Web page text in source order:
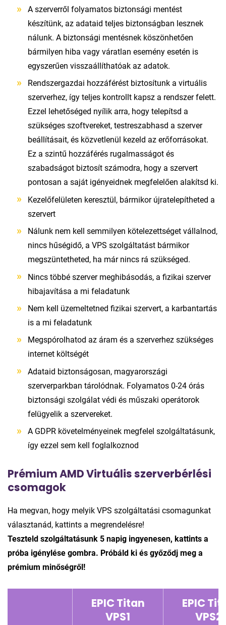
A szerverről folyamatos biztonsági mentést
készítünk, az adataid teljes biztonságban lesznek
nálunk. A biztonsági mentésnek köszönhetően
bármilyen hiba vagy váratlan esemény esetén is
egyszerűen visszaállíthatóak az adatok.
Rendszergazdai hozzáférést biztosítunk a virtuális
szerverhez, így teljes kontrollt kapsz a rendszer felett.
Ezzel lehetőséged nyílik arra, hogy telepítsd a
szükséges szoftvereket, testreszabhasd a szerver
beállításait, és közvetlenül kezeld az erőforrásokat.
Ez a szintű hozzáférés rugalmasságot és
szabadságot biztosít számodra, hogy a szervert
pontosan a saját igényeidnek megfelelően alakítsd ki.
Kezelőfelületen keresztül, bármikor újratelepítheted a
szervert
Nálunk nem kell semmilyen kötelezettséget vállalnod,
nincs hűségidő, a VPS szolgáltatást bármikor
megszüntetheted, ha már nincs rá szükséged.
Nincs többé szerver meghibásodás, a fizikai szerver
hibajavítása a mi feladatunk
Nem kell üzemeltetned fizikai szervert, a karbantartás
is a mi feladatunk
Megspórolhatod az áram és a szerverhez szükséges
internet költségét
Adataid biztonságosan, magyarországi
szerverparkban tárolódnak. Folyamatos 0-24 órás
biztonsági szolgálat védi és műszaki operátorok
felügyelik a szervereket.
A GDPR követelményeinek megfelel szolgáltatásunk,
így ezzel sem kell foglalkoznod
Prémium AMD Virtuális szerverbérlési
csomagok
Ha megvan, hogy melyik VPS szolgáltatási csomagunkat
választanád, kattints a megrendelésre!
Teszteld szolgáltatásunk 5 napig ingyenesen, kattints a
próba igénylése gombra. Próbáld ki és győződj meg a
prémium minőségről!
EPIC Titan
VPS1
EPIC
VPS2